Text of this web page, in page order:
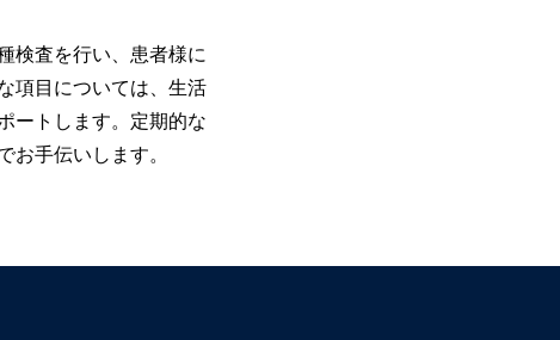
検査を行い、患者様に
項目については、生活
ートします。定期的な
手伝いします。